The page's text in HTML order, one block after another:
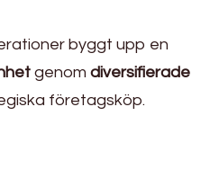
byggt upp en
genom diversifierade
företagsköp.